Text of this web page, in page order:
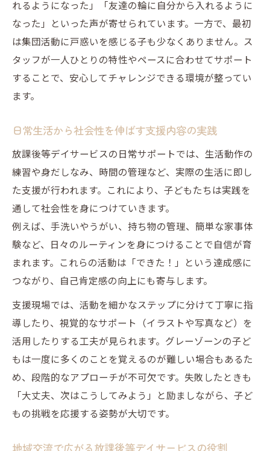
工夫
放課後等デイサービスの資格者による実践
例
日常生活を彩る具体的な支援内容の紹介
れるようになった」「友達の輪に自分から入れるように
なった」といった声が寄せられています。一方で、最初
は集団活動に戸惑いを感じる子も少なくありません。ス
タッフが一人ひとりの特性やペースに合わせてサポート
することで、安心してチャレンジできる環境が整ってい
ます。
日常生活から社会性を伸ばす支援内容の実践
放課後等デイサービスの日常サポートでは、生活動作の
練習や身だしなみ、時間の管理など、実際の生活に即し
た支援が行われます。これにより、子どもたちは実践を
通して社会性を身につけていきます。
例えば、手洗いやうがい、持ち物の管理、簡単な家事体
験など、日々のルーティンを身につけることで自信が育
まれます。これらの活動は「できた！」という達成感に
つながり、自己肯定感の向上にも寄与します。
支援現場では、活動を細かなステップに分けて丁寧に指
導したり、視覚的なサポート（イラストや写真など）を
活用したりする工夫が見られます。グレーゾーンの子ど
もは一度に多くのことを覚えるのが難しい場合もあるた
め、段階的なアプローチが不可欠です。失敗したときも
「大丈夫、次はこうしてみよう」と励ましながら、子ど
もの挑戦を応援する姿勢が大切です。
地域交流で広がる放課後等デイサービスの役割